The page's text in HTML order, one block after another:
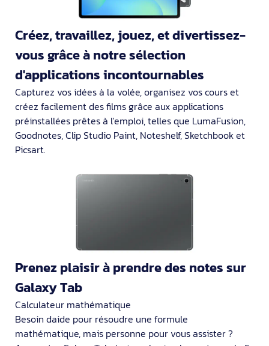
Créez, travaillez, jouez, et divertissez-
vous grâce à notre sélection
d'applications incontournables
Capturez vos idées à la volée, organisez vos cours et
créez facilement des films grâce aux applications
préinstallées prêtes à l'emploi, telles que LumaFusion,
Goodnotes, Clip Studio Paint, Noteshelf, Sketchbook et
Picsart.
Prenez plaisir à prendre des notes sur
Galaxy Tab
Calculateur mathématique
Besoin daide pour résoudre une formule
mathématique, mais personne pour vous assister ?